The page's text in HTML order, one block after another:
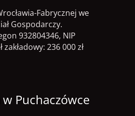
Fabrycznej we
Gospodarczy.
932804346, NIP
236 000 zł
w Puchaczówce